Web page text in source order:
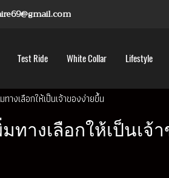
Test Ride White Collar Lifestyle
งเลือกให้เป็นเจ้าของง่ายขึ้น
ทางเลือกให้เป็นเจ้